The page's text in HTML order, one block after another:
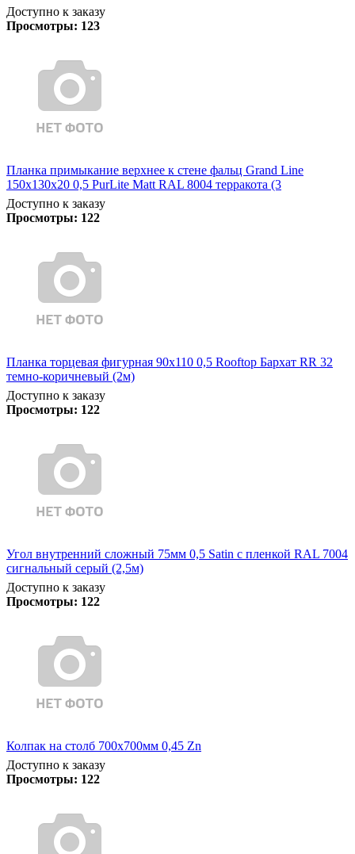
Доступно к заказу
Просмотры: 123
Планка примыкание верхнее к стене фальц Grand Line
150х130х20 0,5 PurLite Matt RAL 8004 терракота (3
Доступно к заказу
Просмотры: 122
Планка торцевая фигурная 90х110 0,5 Rooftop Бархат RR 32
темно-коричневый (2м)
Доступно к заказу
Просмотры: 122
Угол внутренний сложный 75мм 0,5 Satin с пленкой RAL 7004
сигнальный серый (2,5м)
Доступно к заказу
Просмотры: 122
Колпак на столб 700х700мм 0,45 Zn
Доступно к заказу
Просмотры: 122